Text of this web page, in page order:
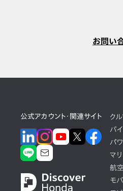
お問い
公式アカウント・関連サイト
ク
バ
パ
マ
航空
モ